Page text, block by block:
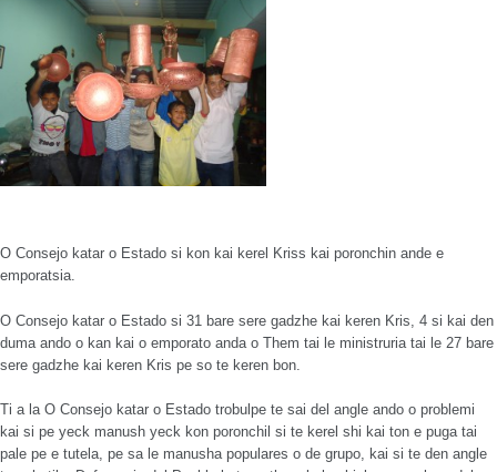
O Consejo katar o Estado si kon kai kerel Kriss kai poronchin ande e
emporatsia.
O Consejo katar o Estado si 31 bare sere gadzhe kai keren Kris, 4 si kai den
duma ando o kan kai o emporato anda o Them tai le ministruria tai le 27 bare
sere gadzhe kai keren Kris pe so te keren bon.
Ti a la O Consejo katar o Estado trobulpe te sai del angle ando o problemi
kai si pe yeck manush yeck kon poronchil si te kerel shi kai ton e puga tai
pale pe e tutela, pe sa le manusha populares o de grupo, kai si te den angle